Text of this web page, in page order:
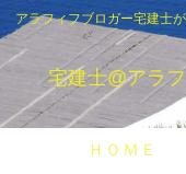
アラフィフブロガー宅建士
宅建士@アラ
ＨＯＭＥ